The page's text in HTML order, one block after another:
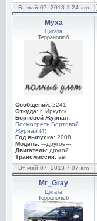
Вт май 07, 2013 1:24 am
Муха
Цитата
Терранолюб
Сообщений: 2241
Откуда: г. Иркутск
Бортовой Журнал:
Посмотреть Бортовой
Журнал (4)
Год выпуска: 2008
Модель: ---другое---
Двигатель: другой
Трансмиссия: авт.
Вт май 07, 2013 7:07 am
Mr_Gray
Цитата
Терранолюб